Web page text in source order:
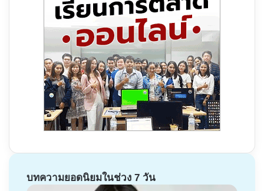
บทความยอดนิยมในช่วง 7 วัน